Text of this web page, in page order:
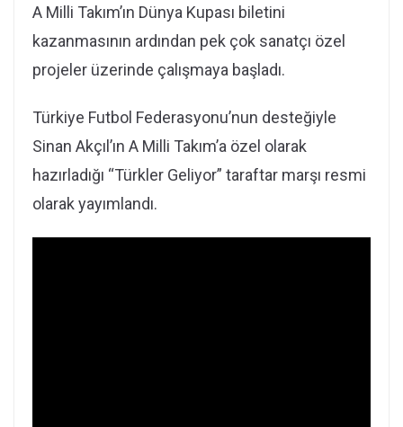
A Milli Takım’ın Dünya Kupası biletini
kazanmasının ardından pek çok sanatçı özel
projeler üzerinde çalışmaya başladı.
Türkiye Futbol Federasyonu’nun desteğiyle
Sinan Akçıl’ın A Milli Takım’a özel olarak
hazırladığı “Türkler Geliyor” taraftar marşı resmi
olarak yayımlandı.